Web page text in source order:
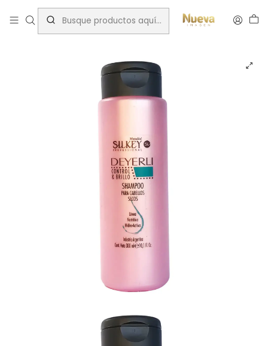
Inicio Hidratación capilar Shampoo
SHAMPOO DEYERLI CABELLOS SECOS 250 ML